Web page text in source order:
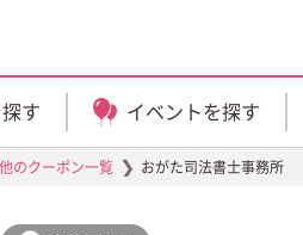
す イベントを探す
のクーポン一覧 ❯ おがた司法書士事務所